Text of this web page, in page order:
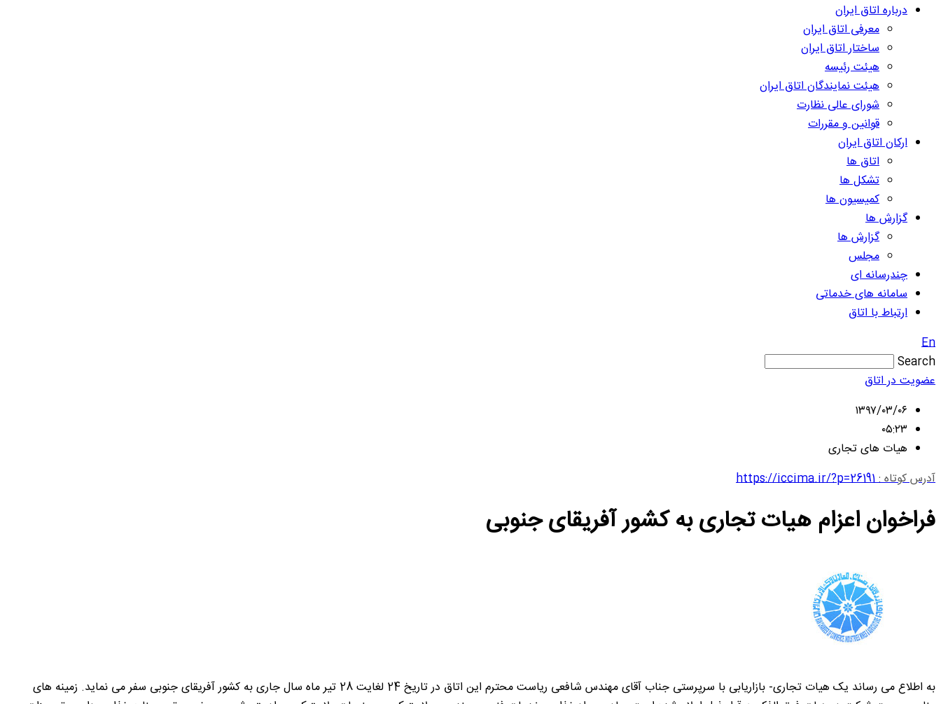
درباره اتاق ایران
معرفی اتاق ایران
ساختار اتاق ایران
هیئت رئیسه
هیئت نمایندگان اتاق ایران
شورای عالی نظارت
قوانین و مقررات
ارکان اتاق ایران
اتاق ها
تشکل ها
کمیسیون ها
گزارش ها
گزارش ها
مجلس
چندرسانه ای
سامانه های خدماتی
ارتباط با اتاق
En
Search
عضویت در اتاق
۱۳۹۷/۰۳/۰۶
۰۵:۲۳
هیات های تجاری
آدرس کوتاه :https://iccima.ir/?p=26191
فراخوان اعزام هیات تجاری به کشور آفریقای جنوبی
به اطلاع می رساند یک هیات تجاری- بازاریابی با سرپرستی جناب آقای مهندس شافعی ریاست محترم این اتاق در تاریخ 24 لغایت 28 تیر ماه سال جاری به کشور آفریقای جنوبی سفر می نماید. زمینه های